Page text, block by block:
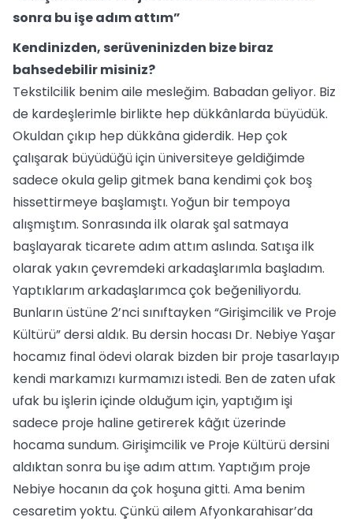
sonra bu işe adım attım”
Kendinizden, serüveninizden bize biraz
bahsedebilir misiniz?
Tekstilcilik benim aile mesleğim. Babadan geliyor. Biz
de kardeşlerimle birlikte hep dükkânlarda büyüdük.
Okuldan çıkıp hep dükkâna giderdik. Hep çok
çalışarak büyüdüğü için üniversiteye geldiğimde
sadece okula gelip gitmek bana kendimi çok boş
hissettirmeye başlamıştı. Yoğun bir tempoya
alışmıştım. Sonrasında ilk olarak şal satmaya
başlayarak ticarete adım attım aslında. Satışa ilk
olarak yakın çevremdeki arkadaşlarımla başladım.
Yaptıklarım arkadaşlarımca çok beğeniliyordu.
Bunların üstüne 2’nci sınıftayken “Girişimcilik ve Proje
Kültürü” dersi aldık. Bu dersin hocası Dr. Nebiye Yaşar
hocamız final ödevi olarak bizden bir proje tasarlayıp
kendi markamızı kurmamızı istedi. Ben de zaten ufak
ufak bu işlerin içinde olduğum için, yaptığım işi
sadece proje haline getirerek kâğıt üzerinde
hocama sundum. Girişimcilik ve Proje Kültürü dersini
aldıktan sonra bu işe adım attım. Yaptığım proje
Nebiye hocanın da çok hoşuna gitti. Ama benim
cesaretim yoktu. Çünkü ailem Afyonkarahisar’da